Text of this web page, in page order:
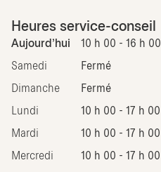
Heures service-conseil
Aujourd'hui 10 h 00 - 16 h 00
Samedi Fermé
Dimanche Fermé
Lundi 10 h 00 - 17 h 00
Mardi 10 h 00 - 17 h 00
Mercredi 10 h 00 - 17 h 00